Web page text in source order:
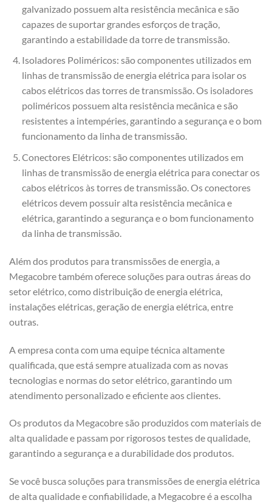
galvanizado possuem alta resistência mecânica e são
capazes de suportar grandes esforços de tração,
garantindo a estabilidade da torre de transmissão.
Isoladores Poliméricos: são componentes utilizados em
linhas de transmissão de energia elétrica para isolar os
cabos elétricos das torres de transmissão. Os isoladores
poliméricos possuem alta resistência mecânica e são
resistentes a intempéries, garantindo a segurança e o bom
funcionamento da linha de transmissão.
Conectores Elétricos: são componentes utilizados em
linhas de transmissão de energia elétrica para conectar os
cabos elétricos às torres de transmissão. Os conectores
elétricos devem possuir alta resistência mecânica e
elétrica, garantindo a segurança e o bom funcionamento
da linha de transmissão.
Além dos produtos para transmissões de energia, a
Megacobre também oferece soluções para outras áreas do
setor elétrico, como distribuição de energia elétrica,
instalações elétricas, geração de energia elétrica, entre
outras.
A empresa conta com uma equipe técnica altamente
qualificada, que está sempre atualizada com as novas
tecnologias e normas do setor elétrico, garantindo um
atendimento personalizado e eficiente aos clientes.
Os produtos da Megacobre são produzidos com materiais de
alta qualidade e passam por rigorosos testes de qualidade,
garantindo a segurança e a durabilidade dos produtos.
Se você busca soluções para transmissões de energia elétrica
de alta qualidade e confiabilidade, a Megacobre é a escolha